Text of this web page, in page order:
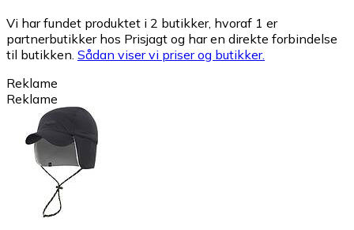
Vi har fundet produktet i 2 butikker, hvoraf 1 er
partnerbutikker hos Prisjagt og har en direkte forbindelse
til butikken. Sådan viser vi priser og butikker.
Reklame
Reklame